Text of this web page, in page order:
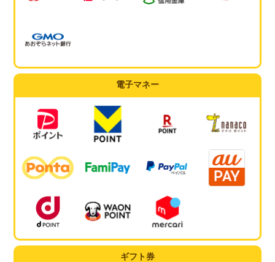
電子マネー
ギフト券